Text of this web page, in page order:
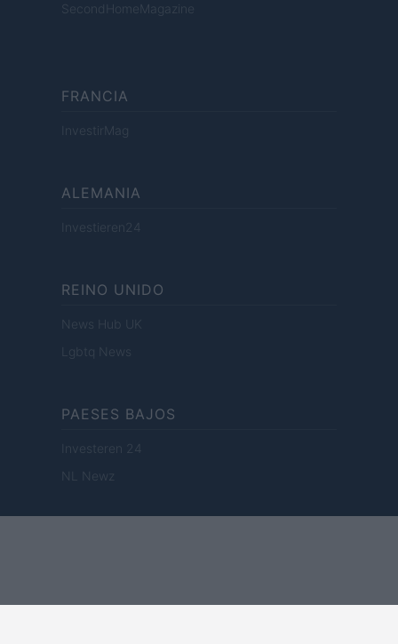
SecondHomeMagazine
FRANCIA
InvestirMag
ALEMANIA
Investieren24
REINO UNIDO
News Hub UK
Lgbtq News
PAESES BAJOS
Investeren 24
NL Newz